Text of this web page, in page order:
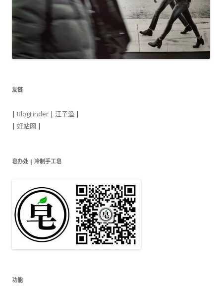
友链
| BlogFinder | 江子渔 |
| 好站网 |
皂办处 | 冷制手工皂
功能